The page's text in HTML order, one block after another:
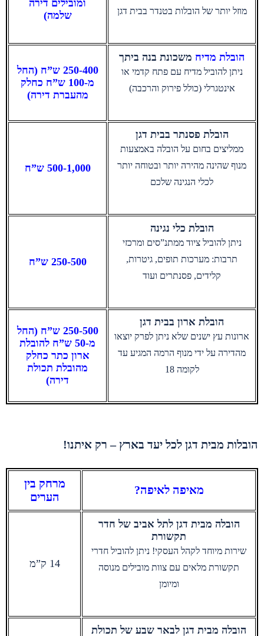
מוזל יותר של הובלות בטנדר בבית דגן
ומובילים דירה
שלמה)
הובלת מדיח משכונת בנה ביתך
ניתן להוביל מדיח עם פתח קדמי או
אינטגרלי (כולל פירוק והרכבה)
250-400 ש”ח (החל
מ-100 ש”ח כחלק
מהעברת דירה)
הובלת פסנתר בבית דגן
ממליצים בחום על הובלה באמצעות
מנוף שהינה מהירה יותר ובטוחה יותר
לכלי הנגינה שלכם
500-1,000 ש”ח
הובלת כלי נגינה
ניתן להוביל ציוד ממתנ”סים ומרכזי
תרבות: מערכות תופים, גיטרות,
קלידים, פסנתרים ועוד
250-500 ש”ח
הובלת ארון בבית דגן
ארונות עץ ישנים שלא ניתן לפרק יוצאו
מהדירה על ידי מנוף הרמה המגיע עד
לקומה 18
250-500 ש”ח (החל
מ-50 ש”ח להובלת
ארון כתר כחלק
מהובלת תכולת
דירה)
הובלות מבית דגן לכל יעד בארץ – רק איתנו!
מאיפה לאיפה?
מרחק בין
הערים
הובלה מבית דגן לתל אביב של חדר
תקשורת
שירות מיוחד לקהל העסקי! ניתן להוביל חדרי
תקשורת מלאים עם צוות מובילים מנוסה
ומיומן
14 ק”מ
הובלה מבית דגן לבאר שבע של תכולת